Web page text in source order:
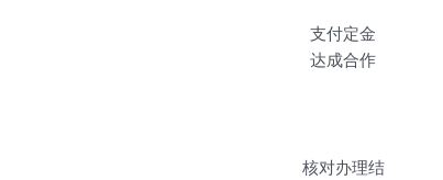
支付定金
达成合作
核对办理结